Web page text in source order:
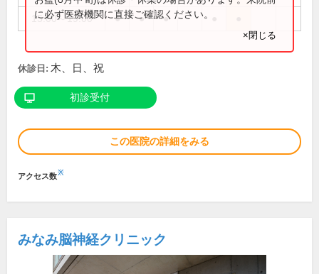
15:00～19:00 ● ● ●
に必ず医療機関に直接ご確認ください。
×閉じる
休診日: 木、日、祝
初診受付
この医院の詳細をみる
アクセス数※
みなみ脳神経クリニック